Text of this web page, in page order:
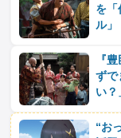
を「
ル」
『
ず
い？
“お